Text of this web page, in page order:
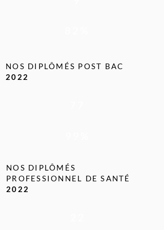
NOS DIPLÔMÉS POST BAC
2022
NOS DIPLÔMÉS
PROFESSIONNEL DE SANTÉ
2022